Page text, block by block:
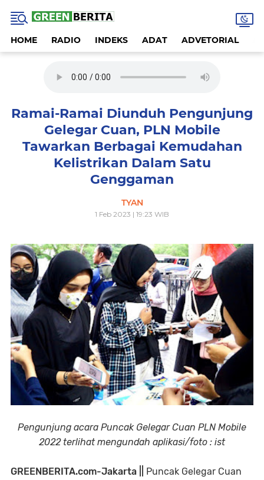
HOME RADIO INDEKS ADAT ADVETORIAL
Ramai-Ramai Diunduh Pengunjung
Gelegar Cuan, PLN Mobile
Tawarkan Berbagai Kemudahan
Kelistrikan Dalam Satu
Genggaman
TYAN
1 Feb 2023 | 19:23 WIB
Pengunjung acara Puncak Gelegar Cuan PLN Mobile
2022 terlihat mengundah aplikasi/foto : ist
GREENBERITA.com-Jakarta ||
Puncak Gelegar Cuan